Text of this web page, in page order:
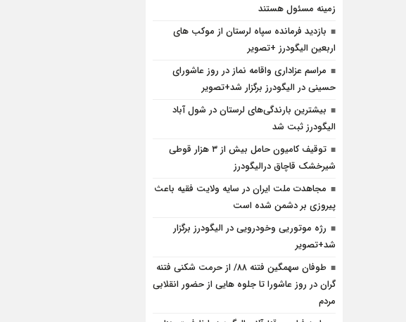
زمینه مسئول هستند
بازدید فرمانده سپاه لرستان از موکب های
اربعین الیگودرز +تصویر
مراسم عزاداری واقامه نماز در روز عاشورای
حسینی در الیگودرز برگزار شد+تصویر
بیشترین بارندگی‌های لرستان در شول آباد
الیگودرز ثبت شد
توقیف کامیون حامل بیش از ۳ هزار قوطی
شیرخشک قاچاق درالیگودرز
مجاهدت ملت ایران در سایه ولایت فقیه باعث
پیروزی بر دشمن شده است
رژه موتوریی وخودرویی در الیگودرز برگزار
شد+تصویر
طوفان سهمگین فتنه ۸۸/ از حرمت شکنی فتنه
گران در روز عاشورا تا جلوه هایی از حضور انقلابی
مردم